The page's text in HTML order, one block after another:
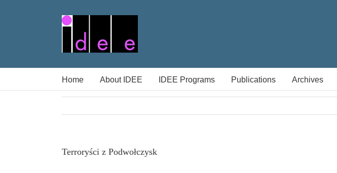
Home About IDEE IDEE Programs Publications Archives
Terroryści z Podwołczysk